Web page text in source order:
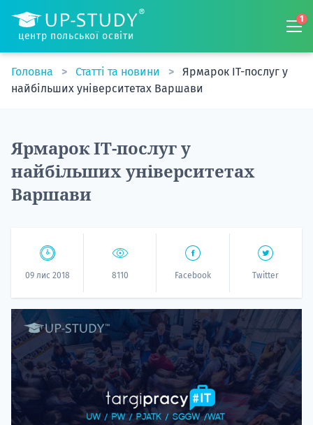
центр польської освіти
1
Головна Статті та новини
Ярмарок ІТ-послуг у
найбільших університетах Варшави
Ярмарок ІТ-послуг у
найбільших університетах
Варшави
09 лис 2018 8110 Facebook Twitter